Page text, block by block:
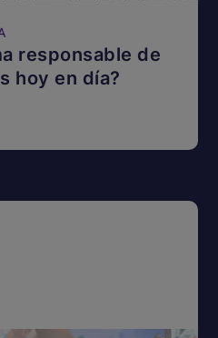
responsable de
hoy en día?